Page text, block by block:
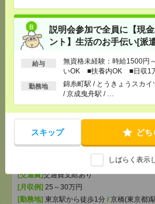
説明会参加で全員に【現
ント】生活のお手伝い[派
給与
無資格未経験：時給1500
いOK ■扶養内OK ■日収1
以上
勤務地
錦糸町駅 / とうきょうスカイ
/ 京成曳舟駅 / …
スキップ どち
しばらく表示
時給2000円！基本定時終業＊11
業＊契約書類の整理など[派遣]
[給 与]時給2000円＋交 ■給与の前払いが
速払いサービスあり
[交通費]交通費支給あり
[勤務地] 麹町駅から徒歩3分 / 赤坂見附駅か
完全在宅＊4名募集！時給1750
通知書の内容確認など事務[派遣]
時給1750円＋交 【月収例】
～ ■給与の前払いが可能な速払いサービ
[交通費]交通費支給あり
[月収例] 25～30万円
[勤務地] 東京駅から徒歩1分 / 京橋(東京都)